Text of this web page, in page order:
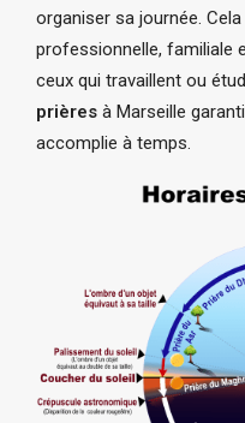
organiser sa journée.
professionnelle, familiale
ceux qui travaillent ou
prières à Marseille
accomplie à temps.